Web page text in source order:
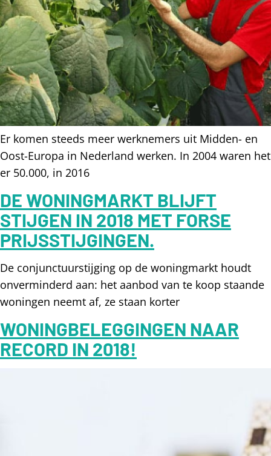
Er komen steeds meer werknemers uit Midden- en
Oost-Europa in Nederland werken. In 2004 waren het
er 50.000, in 2016
DE WONINGMARKT BLIJFT
STIJGEN IN 2018 MET FORSE
PRIJSSTIJGINGEN.
De conjunctuurstijging op de woningmarkt houdt
onverminderd aan: het aanbod van te koop staande
woningen neemt af, ze staan korter
WONINGBELEGGINGEN NAAR
RECORD IN 2018!